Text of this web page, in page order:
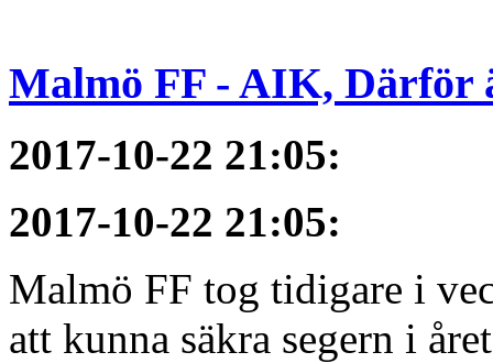
Malmö FF - AIK, Därför
2017-10-22 21:05:
2017-10-22 21:05:
Malmö FF tog tidigare i
att kunna säkra segern i